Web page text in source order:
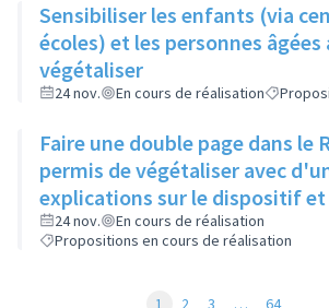
Sensibiliser les enfants (via
écoles) et les personnes âgées
végétaliser
24 nov. En cours de réalisation
Faire une double page dans le
permis de végétaliser avec
explications sur le dispositif
côté des exemples concrets de
investir
24 nov.
En cours de réalisation
Propositions en cours de réalisation
1 2 3 … 64